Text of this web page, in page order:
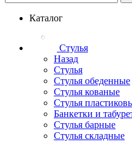
Каталог
Стулья
Назад
Стулья
Стулья обеденные
Стулья кованые
Стулья
Банкетки и
Стулья барные
Стулья складные